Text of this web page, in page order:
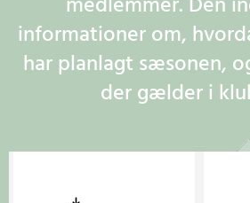
informationer om,
har planlagt sæsonen,
der gælder i